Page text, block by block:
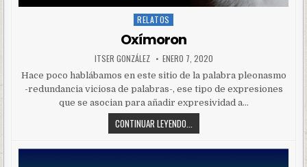
Posted
in
RELATOS
Oxímoron
ITSER GONZÁLEZ ENERO 7, 2020
Hace poco hablábamos en este sitio de la palabra pleonasmo
-redundancia viciosa de palabras-, ese tipo de expresiones
que se asocian para añadir expresividad a…
CONTINUAR LEYENDO...